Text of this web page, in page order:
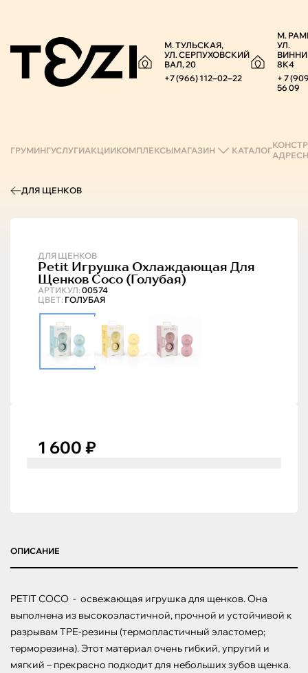
М. ТУЛЬСКАЯ,
УЛ. СЕРПУХОВСКИЙ
ВАЛ, 20
+7 (966) 112‒02‒22
М.
УЛ.
8К4
+ 7
56 09
ГРУМИНГУСЛУГИАКЦИИКОМПЛЕКСЫМАГАЗИН КАТАЛОГ
ДЛЯ ЩЕНКОВ
ДЛЯ ЩЕНКОВ
АРТИКУЛ: 00574
Petit Игрушка Охлаждающая Для
Щенков Coco (голубая)
ЦВЕТ: ГОЛУБАЯ
1 600 ₽
ОПИСАНИЕ
PETIT COCO  -  освежающая игрушка для щенков. Она
выполнена из высокоэластичной, прочной и устойчивой к
разрывам ТРЕ-резины (термопластичный эластомер;
терморезина). Этот материал очень гибкий, упругий и
мягкий – прекрасно подходит для небольших зубов щенка.